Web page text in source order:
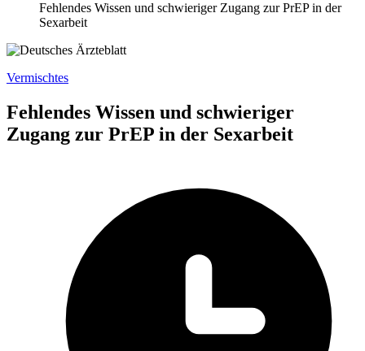
Fehlendes Wissen und schwieriger Zugang zur PrEP in der
Sexarbeit
Vermischtes
Fehlendes Wissen und schwieriger
Zugang zur PrEP in der Sexarbeit